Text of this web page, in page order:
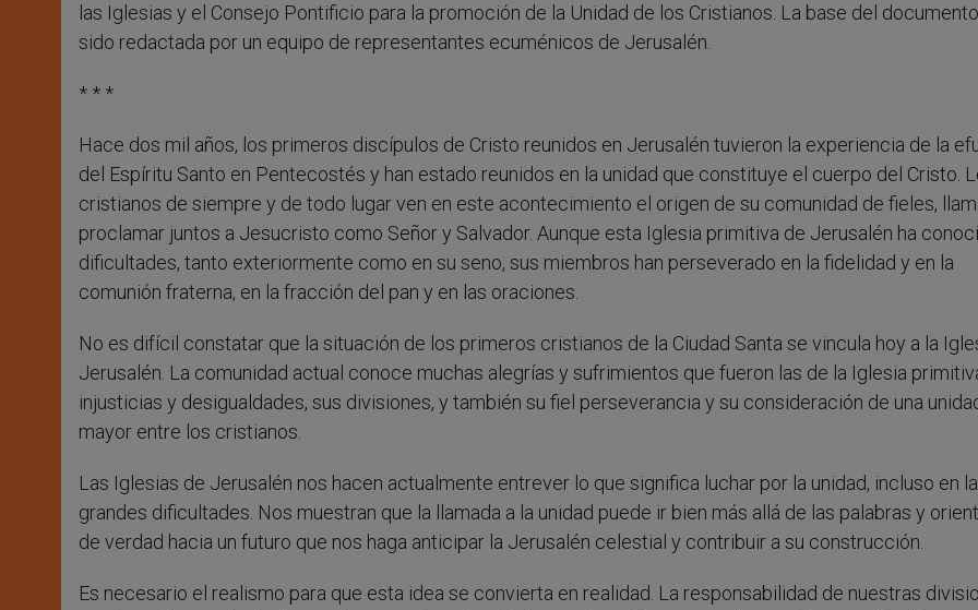
las Iglesias y el Consejo Pontificio para la promoción de la Unidad de los Cristianos. La base del
sido redactada por un equipo de representantes ecuménicos de Jerusalén.
* * *
Hace dos mil años, los primeros discípulos de Cristo reunidos en Jerusalén tuvieron la experiencia de la
del Espíritu Santo en Pentecostés y han estado reunidos en la unidad que constituye el cuerpo del Cristo.
cristianos de siempre y de todo lugar ven en este acontecimiento el origen de su comunidad de fieles,
proclamar juntos a Jesucristo como Señor y Salvador. Aunque esta Iglesia primitiva de Jerusalén ha
dificultades, tanto exteriormente como en su seno, sus miembros han perseverado en la fidelidad y en la
comunión fraterna, en la fracción del pan y en las oraciones.
No es difícil constatar que la situación de los primeros cristianos de la Ciudad Santa se vincula hoy a la
Jerusalén. La comunidad actual conoce muchas alegrías y sufrimientos que fueron las de la Iglesia
injusticias y desigualdades, sus divisiones, y también su fiel perseverancia y su consideración de una
mayor entre los cristianos.
Las Iglesias de Jerusalén nos hacen actualmente entrever lo que significa luchar por la unidad, incluso en
grandes dificultades. Nos muestran que la llamada a la unidad puede ir bien más allá de las palabras y
de verdad hacia un futuro que nos haga anticipar la Jerusalén celestial y contribuir a su construcción.
Es necesario el realismo para que esta idea se convierta en realidad. La responsabilidad de nuestras